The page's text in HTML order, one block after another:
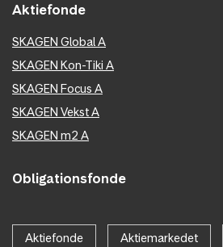
Aktiefonde
SKAGEN Global A
SKAGEN Kon-Tiki A
SKAGEN Focus A
SKAGEN Vekst A
SKAGEN m2 A
Obligationsfonde
Aktiefonde Aktiemarkedet